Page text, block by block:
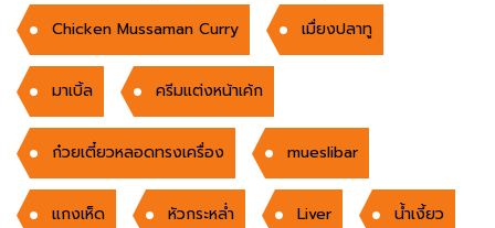
Chicken Mussaman Curry เมื่ยงปลาทู
มาเบิ้ล ครีมแต่งหน้าเค้ก
ก๋วยเตี๋ยวหลอดทรงเครื่อง mueslibar
แกงเห็ด หัวกระหล่ำ Liver น้ำเงี้ยว